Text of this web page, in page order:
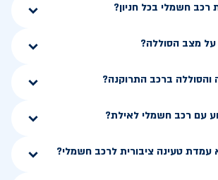
רכב חשמלי בכל חניון?
מצב הסוללה?
והסוללה ברכב התרוקנה?
עם רכב חשמלי לאילת?
עמדת טעינה ציבורית לרכב חשמלי?